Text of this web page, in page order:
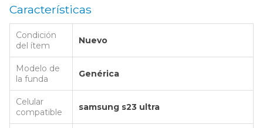
Características
Condición
del ítem
Nuevo
Modelo de
la funda
Genérica
Celular
compatible
samsung s23 ultra